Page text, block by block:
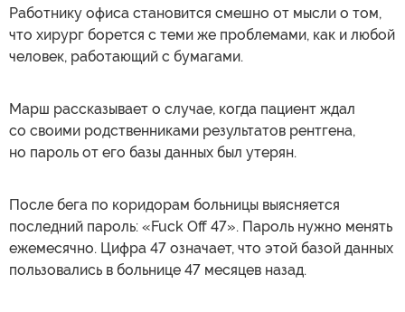
Работнику офиса становится смешно от мысли о том,
что хирург борется с теми же проблемами, как и любой
человек, работающий с бумагами.
Марш рассказывает о случае, когда пациент ждал
со своими родственниками результатов рентгена,
но пароль от его базы данных был утерян.
После бега по коридорам больницы выясняется
последний пароль: «Fuck Off 47». Пароль нужно менять
ежемесячно. Цифра 47 означает, что этой базой данных
пользовались в больнице 47 месяцев назад.